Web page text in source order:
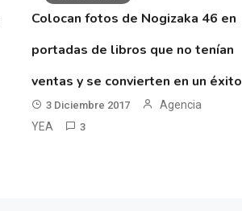
Colocan fotos de Nogizaka 46 en
portadas de libros que no tenían
ventas y se convierten en un éxito
3 Diciembre 2017
Agencia
YEA
3